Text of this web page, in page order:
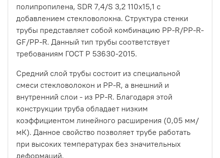
полипропилена, SDR 7,4/S 3,2 110x15,1 с
добавлением стекловолокна. Структура стенки
трубы представляет собой комбинацию PP-R/PP-R-
GF/PP-R. Данный тип трубы соответствует
требованиям ГОСТ Р 53630-2015.
Средний слой трубы состоит из специальной
смеси стекловолокон и PP-R, а внешний и
внутренний слои - из PP-R. Благодаря этой
конструкции труба обладает низким
коэффициентом линейного расширения (0,05 мм/
мК). Данное свойство позволяет трубе работать
при высоких температурах без значительных
деформаций.